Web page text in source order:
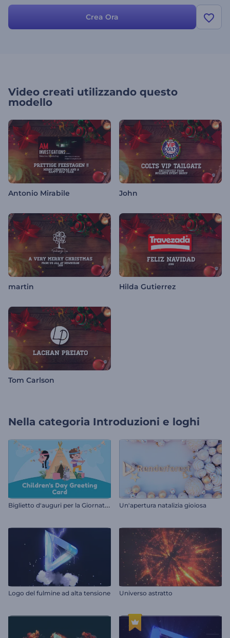
persino come intro per il tuo canale YouTube. Senti la magia:
Crea Ora
Video creati utilizzando questo
modello
Antonio Mirabile John
martin Hilda Gutierrez
Tom Carlson
Nella categoria Introduzioni e loghi
B
iglietto d'auguri per la Giornata dei bambini Un'apertura natalizia gioiosa
Logo del fulmine ad alta tensione Universo astratto